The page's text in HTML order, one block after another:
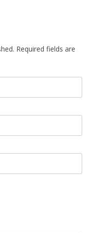
Required fields are